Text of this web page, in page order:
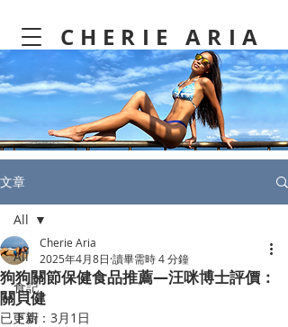
CHERIE ARIA
文章
All
食記
下廚
All
狗狗關節保健食品推薦—汪咪博士評價：
關貝健
Cherie Aria
2025年4月8日 讀畢需時 4 分鐘
已更新： 3月1日